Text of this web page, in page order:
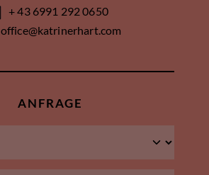
+ 43 6991 292 0650
office@katrinerhart.com
ANFRAGE